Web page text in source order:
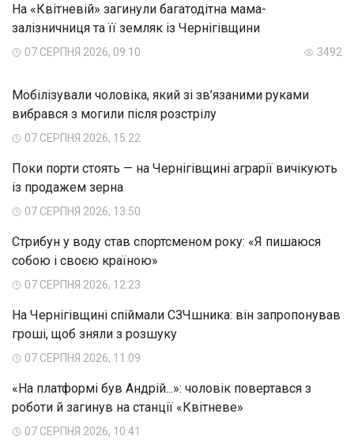
На «Квітневій» загинули багатодітна мама-
залізничниця та її земляк із Чернігівщини
07 СЕРПНЯ 2026, 09:10 3492
Мобілізували чоловіка, який зі зв’язаними руками
вибрався з могили після розстрілу
07 СЕРПНЯ 2026, 15:22
Поки порти стоять — на Чернігівщині аграрії вичікують
із продажем зерна
07 СЕРПНЯ 2026, 13:50
Стрибун у воду став спортсменом року: «Я пишаюся
собою і своєю країною»
07 СЕРПНЯ 2026, 12:23
На Чернігівщині спіймали СЗЧшника: він запропонував
гроші, щоб зняли з розшуку
07 СЕРПНЯ 2026, 11:09
«На платформі був Андрій...»: чоловік повертався з
роботи й загинув на станції «Квітневе»
07 СЕРПНЯ 2026, 10:41